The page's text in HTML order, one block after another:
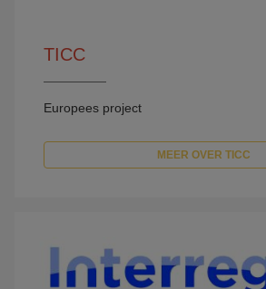
TICC
Europees project
MEER OVER TICC